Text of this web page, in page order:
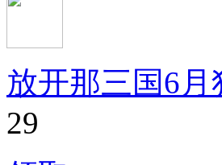
放开那三国6月
29